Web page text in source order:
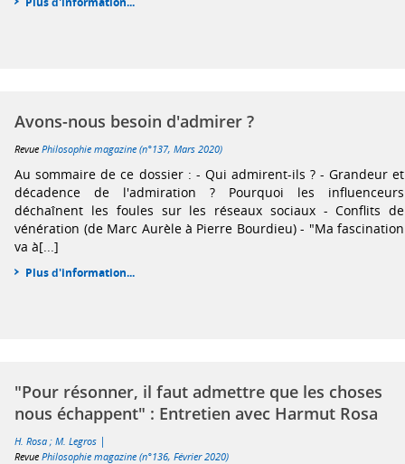
Avons-nous besoin d'admirer ?
RevuePhilosophie magazine (n°137, Mars 2020)
Au sommaire de ce dossier : - Qui admirent-ils ? - Grandeur et
décadence de l'admiration ? Pourquoi les influenceurs
déchaînent les foules sur les réseaux sociaux - Conflits de
vénération (de Marc Aurèle à Pierre Bourdieu) - "Ma fascination
va à[...]
Plus d'information...
"Pour résonner, il faut admettre que les choses
nous échappent" : Entretien avec Harmut Rosa
H. Rosa ;M. Legros |
RevuePhilosophie magazine (n°136, Février 2020)